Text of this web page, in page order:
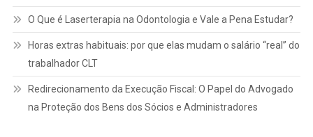
O Que é Laserterapia na Odontologia e Vale a Pena Estudar?
Horas extras habituais: por que elas mudam o salário “real” do
trabalhador CLT
Redirecionamento da Execução Fiscal: O Papel do Advogado
na Proteção dos Bens dos Sócios e Administradores